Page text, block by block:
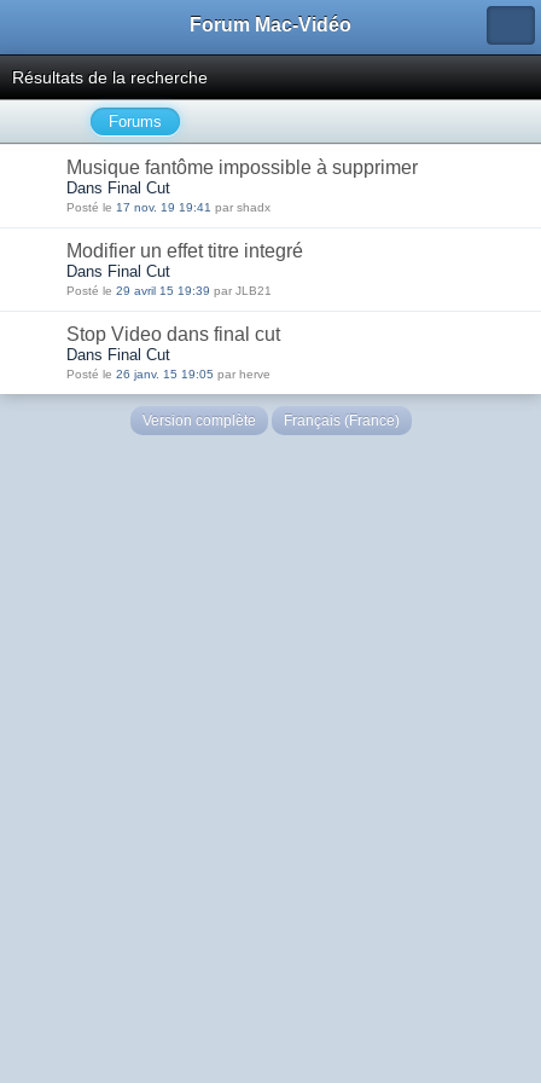
Forum Mac-Vidéo
Résultats de la recherche
Forums
Musique fantôme impossible à supprimer
Dans Final Cut
Posté le 17 nov. 19 19:41 par shadx
Modifier un effet titre integré
Dans Final Cut
Posté le 29 avril 15 19:39 par JLB21
Stop Video dans final cut
Dans Final Cut
Posté le 26 janv. 15 19:05 par herve
Version complète Français (France)